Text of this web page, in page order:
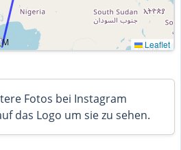
Leaflet
Fotos bei Instagram
das Logo um sie zu sehen.